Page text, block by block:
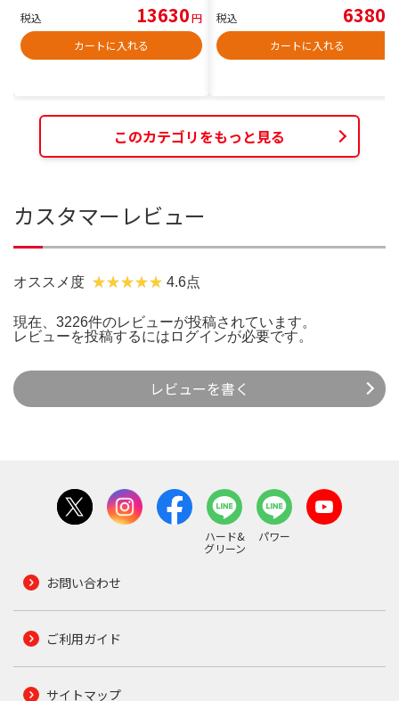
税込 13630円
カートに入れる
税込 6380
カートに入れる
このカテゴリをもっと見る
カスタマーレビュー
オススメ度 4.6点
現在、3226件のレビューが投稿されています。
レビューを投稿するには ログインが必要です。
レビューを書く
ハード&
グリーン
パワー
お問い合わせ
ご利用ガイド
サイトマップ